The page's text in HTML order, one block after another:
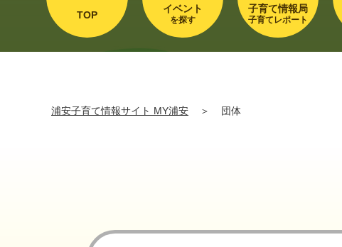
TOP
イベント
を探す
子育て情報局
子育てレポート
浦安子育て情報サイト MY浦安 ＞ 団体